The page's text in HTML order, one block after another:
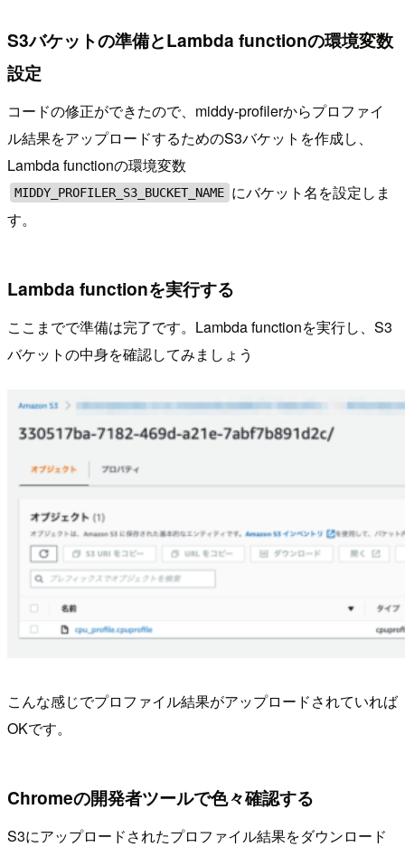
S3バケットの準備とLambda functionの環境変数
設定
コードの修正ができたので、middy-profilerからプロファイ
ル結果をアップロードするためのS3バケットを作成し、
Lambda functionの環境変数
MIDDY_PROFILER_S3_BUCKET_NAME にバケット名を設定しま
す。
Lambda functionを実行する
ここまでで準備は完了です。Lambda functionを実行し、S3
バケットの中身を確認してみましょう
こんな感じでプロファイル結果がアップロードされていれば
OKです。
Chromeの開発者ツールで色々確認する
S3にアップロードされたプロファイル結果をダウンロード